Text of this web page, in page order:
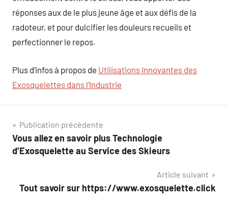
réponses aux de le plus jeune âge et aux défis de la
radoteur, et pour dulcifier les douleurs recueils et
perfectionner le repos.
Plus d’infos à propos de Utilisations Innovantes des
Exosquelettes dans l’Industrie
Navigation
de
Publication précédente
Vous allez en savoir plus Technologie
d’Exosquelette au Service des Skieurs
Article suivant
Tout savoir sur https://www.exosquelette.click